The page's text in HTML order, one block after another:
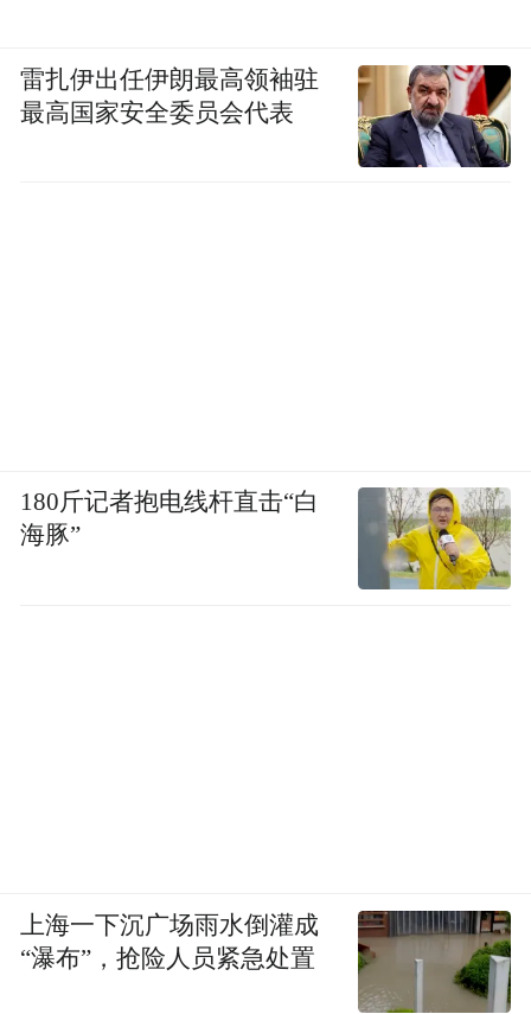
雷扎伊出任伊朗最高领袖驻
最高国家安全委员会代表
180斤记者抱电线杆直击“白
海豚”
上海一下沉广场雨水倒灌成
“瀑布”，抢险人员紧急处置